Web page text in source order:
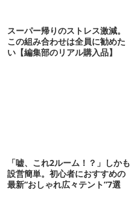
スーパー帰りのストレス激減。
この組み合わせは全員に勧めた
い【編集部のリアル購入品】
「嘘、これ2ルーム！？」しかも
設営簡単。初心者におすすめの
最新“おしゃれ広々テント”7選